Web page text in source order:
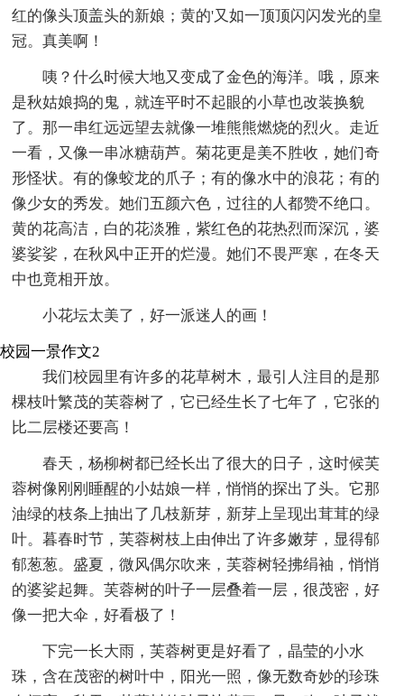
红的像头顶盖头的新娘；黄的'又如一顶顶闪闪发光的皇
冠。真美啊！
咦？什么时候大地又变成了金色的海洋。哦，原来
是秋姑娘捣的鬼，就连平时不起眼的小草也改装换貌
了。那一串红远远望去就像一堆熊熊燃烧的烈火。走近
一看，又像一串冰糖葫芦。菊花更是美不胜收，她们奇
形怪状。有的像蛟龙的爪子；有的像水中的浪花；有的
像少女的秀发。她们五颜六色，过往的人都赞不绝口。
黄的花高洁，白的花淡雅，紫红色的花热烈而深沉，婆
婆娑娑，在秋风中正开的烂漫。她们不畏严寒，在冬天
中也竟相开放。
小花坛太美了，好一派迷人的画！
校园一景作文2
我们校园里有许多的花草树木，最引人注目的是那
棵枝叶繁茂的芙蓉树了，它已经生长了七年了，它张的
比二层楼还要高！
春天，杨柳树都已经长出了很大的日子，这时候芙
蓉树像刚刚睡醒的小姑娘一样，悄悄的探出了头。它那
油绿的枝条上抽出了几枝新芽，新芽上呈现出茸茸的绿
叶。暮春时节，芙蓉树枝上由伸出了许多嫩芽，显得郁
郁葱葱。盛夏，微风偶尔吹来，芙蓉树轻拂绢袖，悄悄
的婆娑起舞。芙蓉树的叶子一层叠着一层，很茂密，好
像一把大伞，好看极了！
下完一长大雨，芙蓉树更是好看了，晶莹的小水
珠，含在茂密的树叶中，阳光一照，像无数奇妙的珍珠